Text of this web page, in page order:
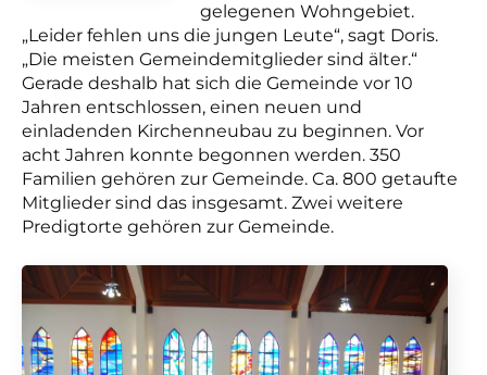
gelegenen Wohngebiet.
„Leider fehlen uns die jungen Leute“, sagt Doris.
„Die meisten Gemeindemitglieder sind älter.“
Gerade deshalb hat sich die Gemeinde vor 10
Jahren entschlossen, einen neuen und
einladenden Kirchenneubau zu beginnen. Vor
acht Jahren konnte begonnen werden. 350
Familien gehören zur Gemeinde. Ca. 800 getaufte
Mitglieder sind das insgesamt. Zwei weitere
Predigtorte gehören zur Gemeinde.